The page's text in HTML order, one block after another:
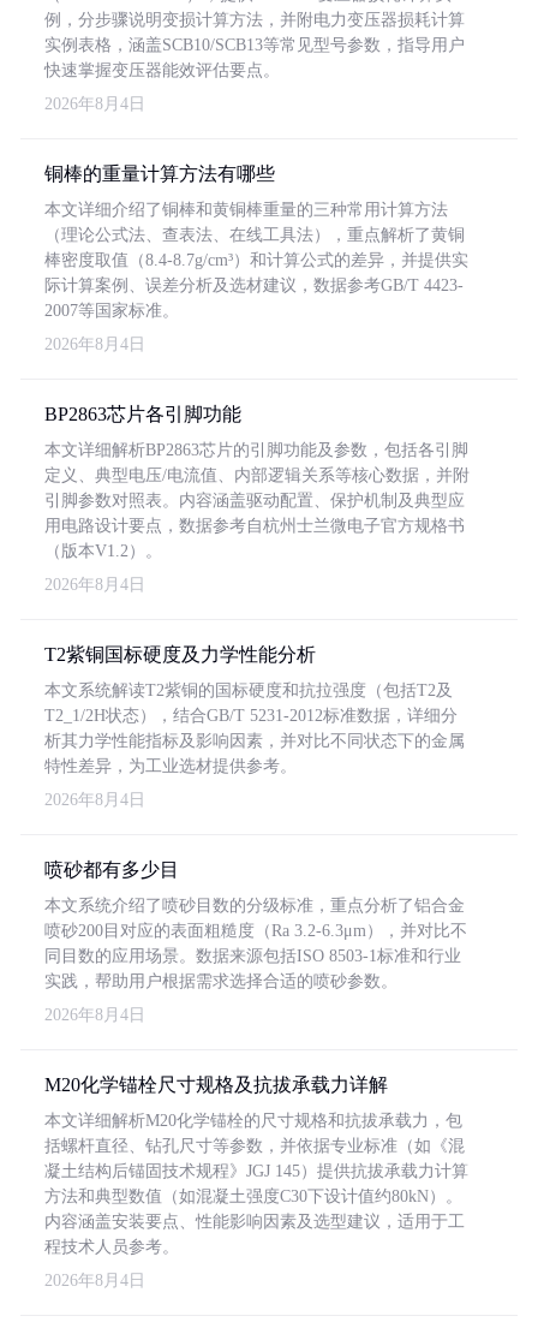
例，分步骤说明变损计算方法，并附电力变压器损耗计算
实例表格，涵盖SCB10/SCB13等常见型号参数，指导用户
快速掌握变压器能效评估要点。
2026年8月4日
铜棒的重量计算方法有哪些
本文详细介绍了铜棒和黄铜棒重量的三种常用计算方法
（理论公式法、查表法、在线工具法），重点解析了黄铜
棒密度取值（8.4-8.7g/cm³）和计算公式的差异，并提供实
际计算案例、误差分析及选材建议，数据参考GB/T 4423-
2007等国家标准。
2026年8月4日
BP2863芯片各引脚功能
本文详细解析BP2863芯片的引脚功能及参数，包括各引脚
定义、典型电压/电流值、内部逻辑关系等核心数据，并附
引脚参数对照表。内容涵盖驱动配置、保护机制及典型应
用电路设计要点，数据参考自杭州士兰微电子官方规格书
（版本V1.2）。
2026年8月4日
T2紫铜国标硬度及力学性能分析
本文系统解读T2紫铜的国标硬度和抗拉强度（包括T2及
T2_1/2H状态），结合GB/T 5231-2012标准数据，详细分
析其力学性能指标及影响因素，并对比不同状态下的金属
特性差异，为工业选材提供参考。
2026年8月4日
喷砂都有多少目
本文系统介绍了喷砂目数的分级标准，重点分析了铝合金
喷砂200目对应的表面粗糙度（Ra 3.2-6.3μm），并对比不
同目数的应用场景。数据来源包括ISO 8503-1标准和行业
实践，帮助用户根据需求选择合适的喷砂参数。
2026年8月4日
M20化学锚栓尺寸规格及抗拔承载力详解
本文详细解析M20化学锚栓的尺寸规格和抗拔承载力，包
括螺杆直径、钻孔尺寸等参数，并依据专业标准（如《混
凝土结构后锚固技术规程》JGJ 145）提供抗拔承载力计算
方法和典型数值（如混凝土强度C30下设计值约80kN）。
内容涵盖安装要点、性能影响因素及选型建议，适用于工
程技术人员参考。
2026年8月4日